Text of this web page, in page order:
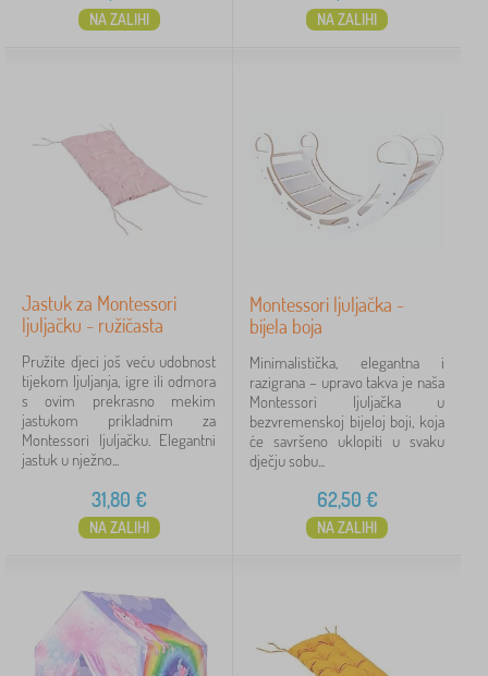
NA ZALIHI NA ZALIHI
Jastuk za Montessori
ljuljačku - ružičasta
Pružite djeci još veću udobnost
tijekom ljuljanja, igre ili odmora
s ovim prekrasno mekim
jastukom prikladnim za
Montessori ljuljačku. Elegantni
jastuk u nježno...
31,80 €
NA ZALIHI
Montessori ljuljačka -
bijela boja
Minimalistička, elegantna i
razigrana – upravo takva je naša
Montessori ljuljačka u
bezvremenskoj bijeloj boji, koja
će savršeno uklopiti u svaku
dječju sobu...
62,50 €
NA ZALIHI